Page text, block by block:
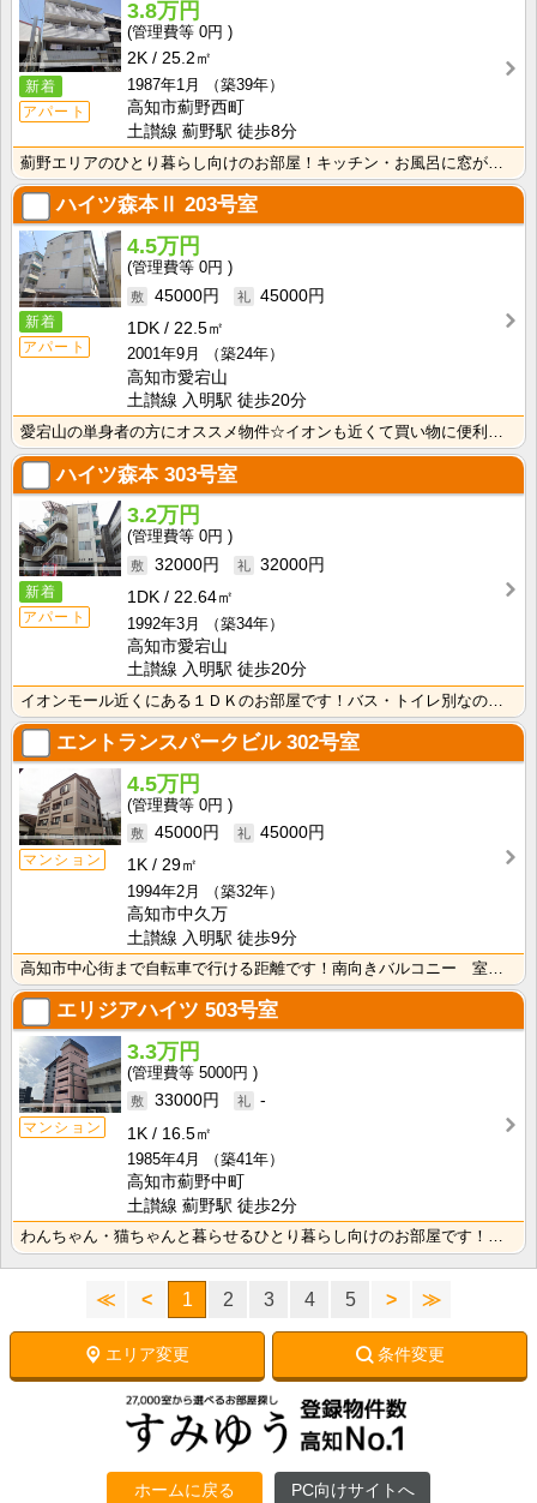
新着
アパート
3.8万円
0円
2K
25.2㎡
1987年1月
（築39年）
高知市薊野西町
土讃線 薊野駅 徒歩8分
ハイツ森本Ⅱ 203号室
新着
アパート
4.5万円
0円
45000円
45000円
1DK
22.5㎡
2001年9月
（築24年）
高知市愛宕山
土讃線 入明駅 徒歩20分
ハイツ森本303号室
新着
アパート
3.2万円
0円
32000円
32000円
1DK
22.64㎡
1992年3月
（築34年）
高知市愛宕山
土讃線 入明駅 徒歩20分
エントランスパークビル302号室
マンション
4.5万円
0円
45000円
45000円
1K
29㎡
1994年2月
（築32年）
高知市中久万
土讃線 入明駅 徒歩9分
高知市中心街まで自転車で行ける距離です！南向きバルコニー 室内洗濯機置場で冬でもお洗濯快適♪
エリジアハイツ 503号室
マンション
3.3万円
5000円
33000円
-
1K
16.5㎡
1985年4月
（築41年）
高知市薊野中町
土讃線 薊野駅 徒歩2分
わんちゃん・猫ちゃんと暮らせるひとり暮らし向けのお部屋です！安心のオール電化！エレベータ付きで荷物の･･･
≪ < 1 2 3 4 5 > ≫
エリア変更 条件変更
ホームに戻る PC向けサイトへ